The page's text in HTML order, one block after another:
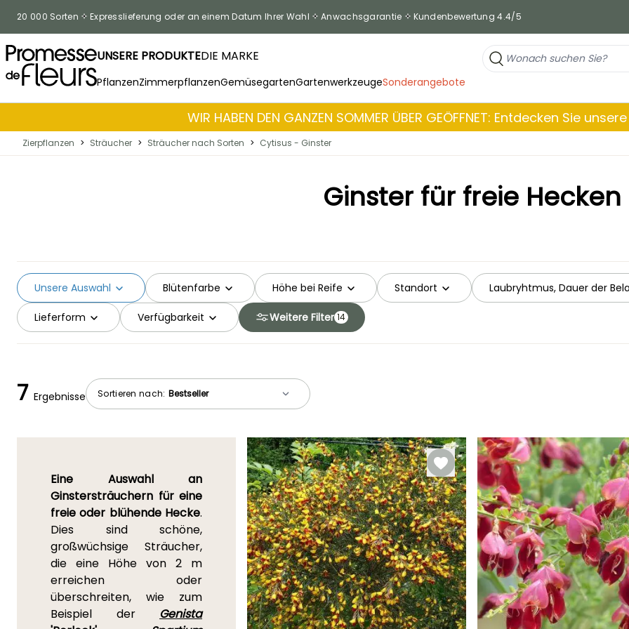
20 000 Sorten Expresslieferung oder an einem Datum Ihrer Wahl Anwachsgarantie Kundenbewertung 4.4/5
UNSERE PRODUKTEDIE MARKE
PflanzenZimmerpflanzenGemüsegartenGartenwerkzeugeSonderangebote
WIR HABEN DEN GANZEN SOMMER ÜBER GEÖFFNET: Entdecken Sie
Zierpflanzen > Sträucher > Sträucher nach Sorten > Cytisus - Ginster
Ginster für freie Hecken
Blütenfarbe Höhe bei Reife Standort Laubryhtmus, Dauer der
Unsere Auswahl
Lieferform Verfügbarkeit Weitere Filter 14
Sortieren nach:
7 Ergebnisse
Eine Auswahl an
Ginstersträuchern für eine
freie oder blühende Hecke.
Dies sind schöne,
großwüchsige Sträucher,
die eine Höhe von 2 m
erreichen oder
überschreiten, wie zum
Beispiel der Genista